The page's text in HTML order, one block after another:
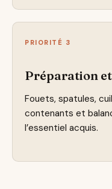
PRIORITÉ 3
Préparation
Fouets, spatules,
contenants et
l’essentiel acquis.